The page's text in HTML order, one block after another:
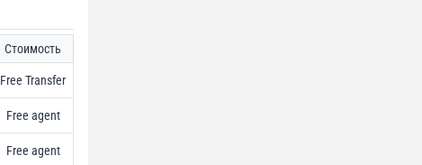
Стоимость
Free Transfer
Free agent
Free agent